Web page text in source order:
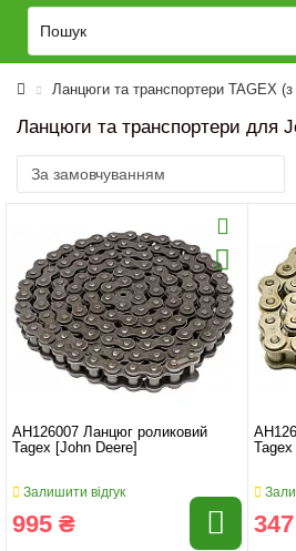
Ланцюги та транспортери TAGEX
Ланцюги та транспортери для
AH126007 Ланцюг роликовий
Tagex [John Deere]
Залишити відгук
995 ₴
Tagex